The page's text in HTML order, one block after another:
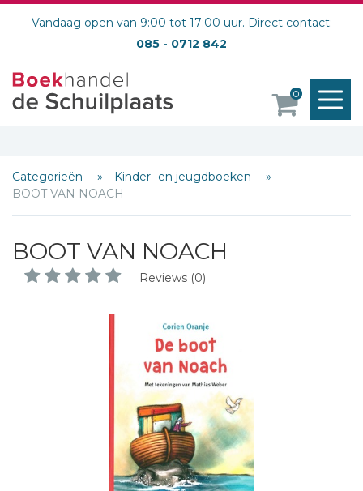
Vandaag open van 9:00 tot 17:00 uur. Direct contact:
085 - 0712 842
0
Categorieën
Kinder- en jeugdboeken
BOOT VAN NOACH
BOOT VAN NOACH
Reviews (0)
Schrijf hieronder je review!